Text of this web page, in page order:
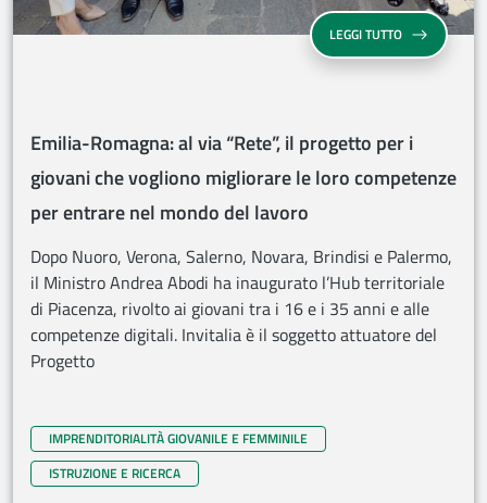
LEGGI TUTTOEMILIA-
Emilia-Romagna: al via “Rete”, il progetto per i
giovani che vogliono migliorare le loro competenze
per entrare nel mondo del lavoro
Dopo Nuoro, Verona, Salerno, Novara, Brindisi e Palermo,
il Ministro Andrea Abodi ha inaugurato l’Hub territoriale
di Piacenza, rivolto ai giovani tra i 16 e i 35 anni e alle
competenze digitali. Invitalia è il soggetto attuatore del
Progetto
IMPRENDITORIALITÀ GIOVANILE E FEMMINILE
ISTRUZIONE E RICERCA